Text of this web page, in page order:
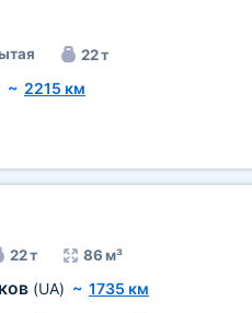
22 т
~ 2215 км
22 т 86 м³
(UA) ~ 1735 км